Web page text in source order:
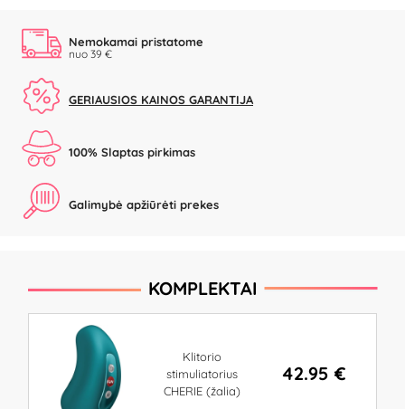
Nemokamai pristatome
nuo 39 €
GERIAUSIOS KAINOS GARANTIJA
100% Slaptas pirkimas
Galimybė apžiūrėti prekes
KOMPLEKTAI
Klitorio
stimuliatorius
CHERIE (žalia)
42.95 €